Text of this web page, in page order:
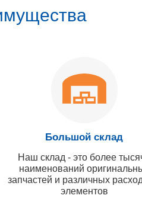
Большой склад
Наш склад - это более
наименований
запчастей и различных
элементов